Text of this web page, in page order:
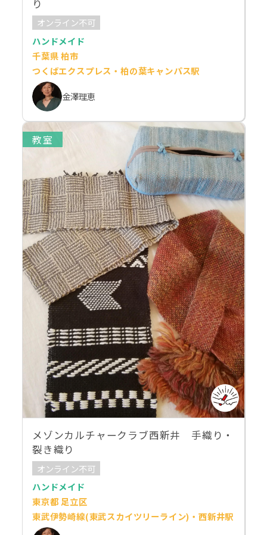
り
オンライン不可
ハンドメイド
千葉県 柏市
つくばエクスプレス・柏の葉キャンパス駅
金澤理恵
教室
メゾンカルチャークラブ西新井 手織り・
裂き織り
オンライン不可
ハンドメイド
東京都 足立区
東武伊勢崎線(東武スカイツリーライン)・西新井駅